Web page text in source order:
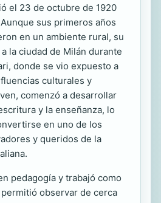
el 23 de octubre de 1920
sus primeros años
en un ambiente rural, su
la ciudad de Milán durante
donde se vio expuesto a
culturales y
comenzó a desarrollar
y la enseñanza, lo
en uno de los
y queridos de la
pedagogía y trabajó como
observar de cerca